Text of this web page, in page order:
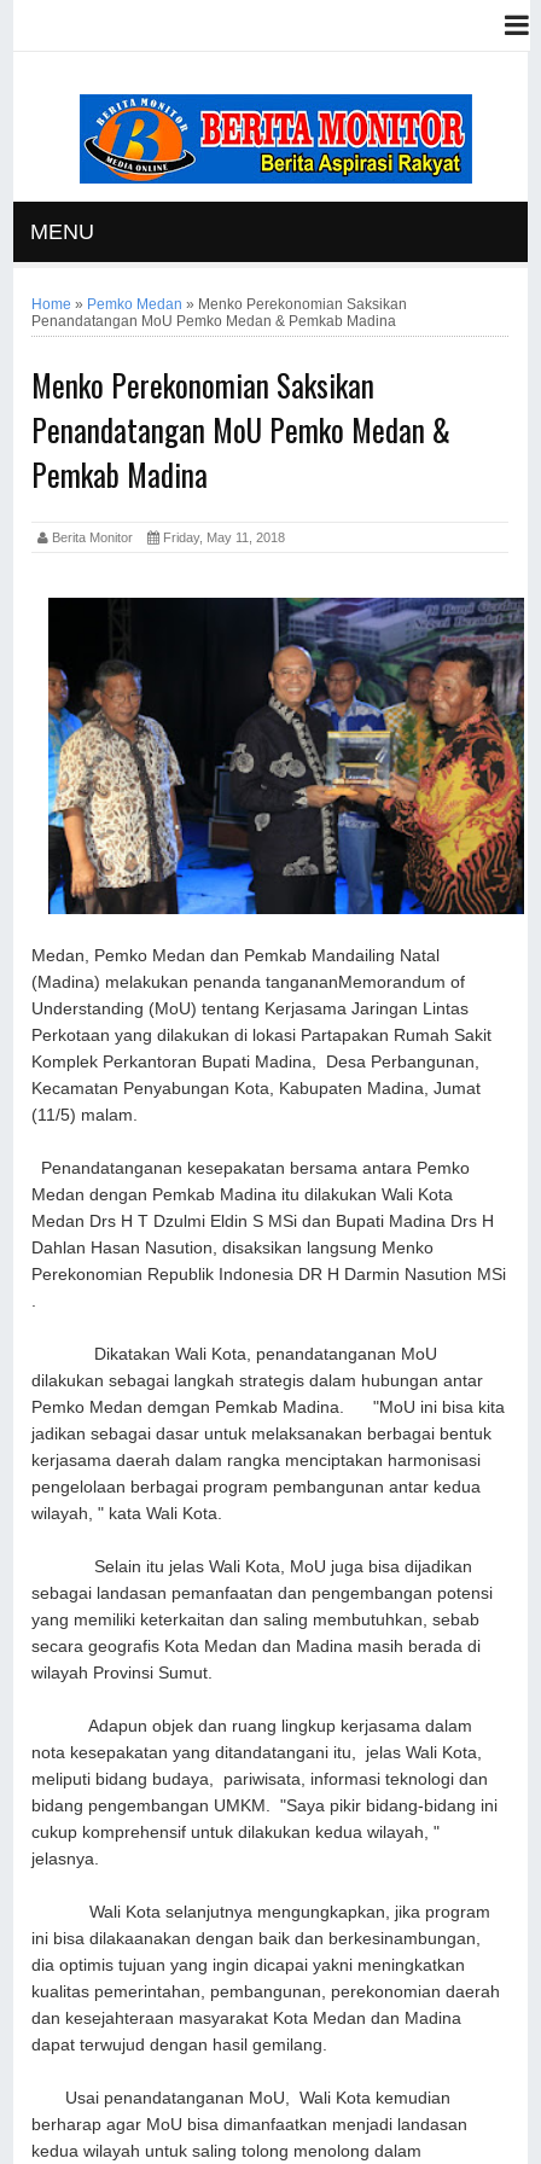
MENU
Home » Pemko Medan » Menko Perekonomian Saksikan
Penandatangan MoU Pemko Medan & Pemkab Madina
Menko Perekonomian Saksikan
Penandatangan MoU Pemko Medan &
Pemkab Madina
Berita Monitor Friday, May 11, 2018
Medan, Pemko Medan dan Pemkab Mandailing Natal
(Madina) melakukan penanda tangananMemorandum of
Understanding (MoU) tentang Kerjasama Jaringan Lintas
Perkotaan yang dilakukan di lokasi Partapakan Rumah Sakit
Komplek Perkantoran Bupati Madina, Desa Perbangunan,
Kecamatan Penyabungan Kota, Kabupaten Madina, Jumat
(11/5) malam.
Penandatanganan kesepakatan bersama antara Pemko
Medan dengan Pemkab Madina itu dilakukan Wali Kota
Medan Drs H T Dzulmi Eldin S MSi dan Bupati Madina Drs H
Dahlan Hasan Nasution, disaksikan langsung Menko
Perekonomian Republik Indonesia DR H Darmin Nasution MSi
Dikatakan Wali Kota, penandatanganan MoU
dilakukan sebagai langkah strategis dalam hubungan antar
Pemko Medan demgan Pemkab Madina. "MoU ini bisa kita
jadikan sebagai dasar untuk melaksanakan berbagai bentuk
kerjasama daerah dalam rangka menciptakan harmonisasi
pengelolaan berbagai program pembangunan antar kedua
wilayah, " kata Wali Kota.
Selain itu jelas Wali Kota, MoU juga bisa dijadikan
sebagai landasan pemanfaatan dan pengembangan potensi
yang memiliki keterkaitan dan saling membutuhkan, sebab
secara geografis Kota Medan dan Madina masih berada di
wilayah Provinsi Sumut.
Adapun objek dan ruang lingkup kerjasama dalam
nota kesepakatan yang ditandatangani itu, jelas Wali Kota,
meliputi bidang budaya, pariwisata, informasi teknologi dan
bidang pengembangan UMKM. "Saya pikir bidang-bidang ini
cukup komprehensif untuk dilakukan kedua wilayah, "
jelasnya.
Wali Kota selanjutnya mengungkapkan, jika program
ini bisa dilakaanakan dengan baik dan berkesinambungan,
dia optimis tujuan yang ingin dicapai yakni meningkatkan
kualitas pemerintahan, pembangunan, perekonomian daerah
dan kesejahteraan masyarakat Kota Medan dan Madina
dapat terwujud dengan hasil gemilang.
Usai penandatanganan MoU, Wali Kota kemudian
berharap agar MoU bisa dimanfaatkan menjadi landasan
kedua wilayah untuk saling tolong menolong dalam